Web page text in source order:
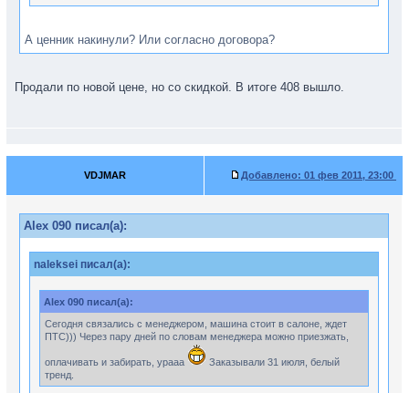
А ценник накинули? Или согласно договора?
Продали по новой цене, но со скидкой. В итоге 408 вышло.
VDJMAR Добавлено: 01 фев 2011, 23:00
Alex 090 писал(а):
naleksei писал(а):
Alex 090 писал(а):
Сегодня связались с менеджером, машина стоит в салоне, ждет
ПТС))) Через пару дней по словам менеджера можно приезжать,
оплачивать и забирать, урааа
Заказывали 31 июля, белый
тренд.